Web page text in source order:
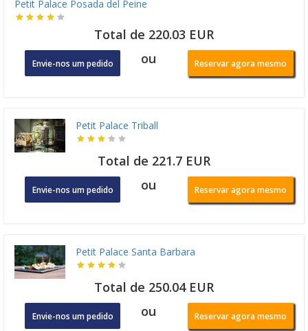
Petit Palace Posada del Peine
Total de 220.03 EUR
Envie-nos um pedido ou Reservar agora mesmo
Petit Palace Triball
Total de 221.7 EUR
Envie-nos um pedido ou Reservar agora mesmo
Petit Palace Santa Barbara
Total de 250.04 EUR
Envie-nos um pedido ou Reservar agora mesmo